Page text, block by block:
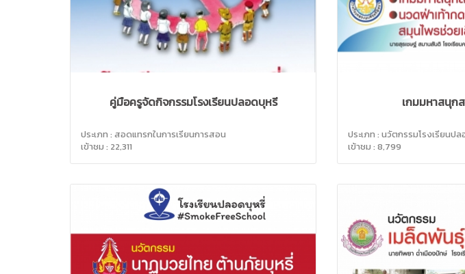
คู่มือครูจัดกิจกรรมโรงเรียนปลอดบุหรี่
ประเภท : สอดแทรกในการเรียนการสอน
เข้าชม : 22,311
เกมมหาสนุก
ประเภท : นวัตกรรมโรงเรียนป
เข้าชม : 8,799